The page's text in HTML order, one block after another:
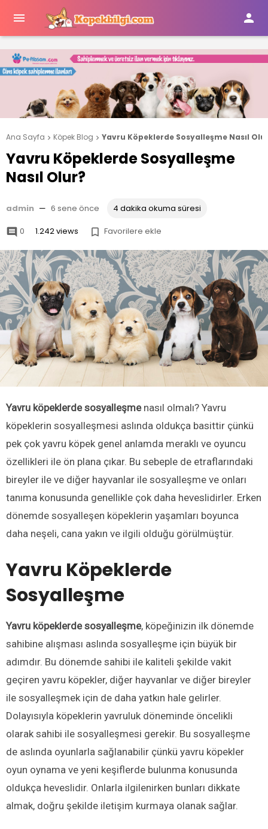
 
Ana Sayfa  Köpek Blog  Yavru Köpeklerde Sosyalleşme Nasıl
Yavru Köpeklerde Sosyalleşme
Nasıl Olur?
admin — 6 sene önce 4 dakika okuma süresi
 0 1.242 views  Favorilere ekle
Yavru köpeklerde sosyalleşme nasıl olmalı? Yavru
köpeklerin sosyalleşmesi aslında oldukça basittir çünkü
pek çok yavru köpek genel anlamda meraklı ve oyuncu
özellikleri ile ön plana çıkar. Bu sebeple de etraflarındaki
bireyler ile ve diğer hayvanlar ile sosyalleşme ve onları
tanıma konusunda genellikle çok daha heveslidirler. Erken
dönemde sosyalleşen köpeklerin yaşamları boyunca
daha neşeli, cana yakın ve ilgili olduğu görülmüştür.
Yavru Köpeklerde
Sosyalleşme
Yavru köpeklerde sosyalleşme, köpeğinizin ilk dönemde
sahibine alışması aslında sosyalleşme için büyük bir
adımdır. Bu dönemde sahibi ile kaliteli şekilde vakit
geçiren yavru köpekler, diğer hayvanlar ve diğer bireyler
ile sosyalleşmek için de daha yatkın hale gelirler.
Dolayısıyla köpeklerin yavruluk döneminde öncelikli
olarak sahibi ile sosyalleşmesi gerekir. Bu sosyalleşme
de aslında oyunlarla sağlanabilir çünkü yavru köpekler
oyun oynama ve yeni keşiflerde bulunma konusunda
oldukça heveslidir. Onlarla ilgilenirken bunları dikkate
almak, doğru şekilde iletişim kurmaya olanak sağlar.